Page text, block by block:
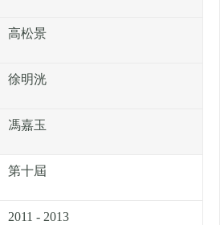
高松景
徐明洸
馮嘉玉
第十屆
2011 - 2013